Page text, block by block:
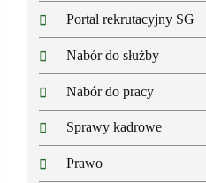
Portal rekrutacyjny SG
Nabór do służby
Nabór do pracy
Sprawy kadrowe
Prawo